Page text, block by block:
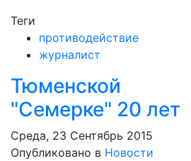
Теги
противодействие
журналист
Тюменской
"Семерке" 20 лет
Среда, 23 Сентябрь 2015
Опубликовано в Новости